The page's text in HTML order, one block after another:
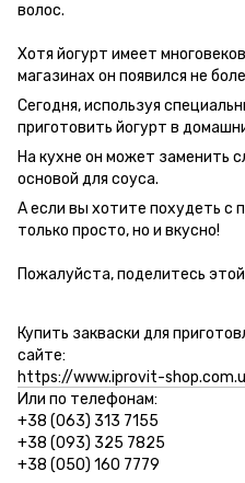
волос.
Хотя йогурт имеет
магазинах он появился не
Сегодня, используя
приготовить йогурт в
На кухне он может заменить
основой для соуса.
А если вы хотите похудеть с
только просто, но и вкусно!
Пожалуйста, поделитесь
Купить закваски для
сайте:
https://www.iprovit-
Или по телефонам:
+38 (063) 313 7155
+38 (093) 325 7825
+38 (050) 160 7779